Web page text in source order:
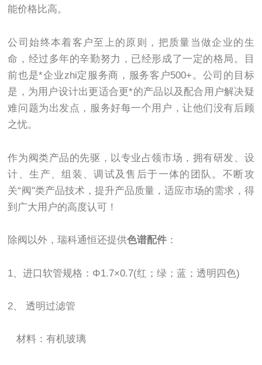
能价格比高。
公司始终本着客户至上的原则，把质量当做企业的生
命，经过多年的辛勤努力，已经形成了一定的格局。目
前也是*企业zhi定服务商，服务客户500+。公司的目标
是，为用户设计出更适合更*的产品以及配合用户解决疑
难问题为出发点，服务好每一个用户，让他们没有后顾
之忧。
作为阀类产品的先驱，以专业占领市场，拥有研发、设
计、生产、组装、调试及售后于一体的团队。不断攻
关“阀"类产品技术，提升产品质量，适应市场的需求，得
到广大用户的高度认可！
除阀以外，瑞科通恒还提供色谱配件 ：
1、进口软管规格：Φ1.7×0.7(红；绿；蓝；透明四色)
2、 透明过滤管
材料：有机玻璃